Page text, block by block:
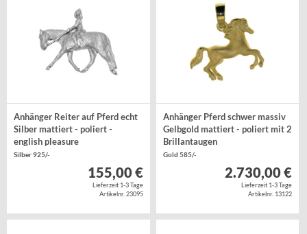
Anhänger Reiter auf Pferd echt
Silber mattiert - poliert -
english pleasure
Silber 925/-
155,00 €
Lieferzeit 1-3 Tage
Artikelnr. 23095
Anhänger Pferd schwer massiv
Gelbgold mattiert - poliert mit 2
Brillantaugen
Gold 585/-
2.730,00 €
Lieferzeit 1-3 Tage
Artikelnr. 13122